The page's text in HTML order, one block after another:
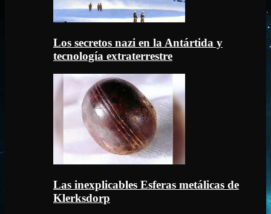
Los secretos nazi en la Antártida y
tecnología extraterrestre
Las inexplicables Esferas metálicas de
Klerksdorp